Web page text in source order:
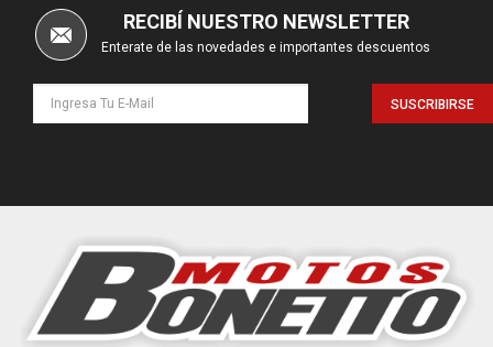
RECIBÍ NUESTRO NEWSLETTER
Enterate de las novedades e importantes descuentos
SUSCRIBIRSE